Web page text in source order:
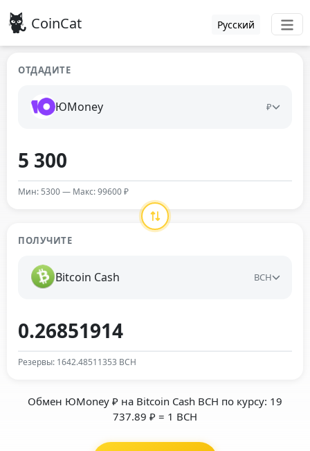
CoinCat Русский
ОТДАДИТЕ
ЮMoney ₽
Мин: 5300 — Макс: 99600 ₽
ПОЛУЧИТЕ
Bitcoin Cash BCH
Резервы: 1642.48511353 BCH
Обмен ЮMoney ₽ на Bitcoin Cash BCH по курсу: 19
737.89 ₽ = 1 BCH